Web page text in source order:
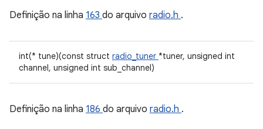
Definição na linha 163 do arquivo radio.h .
int(* tune)(const struct radio_tuner *tuner, unsigned int
channel, unsigned int sub_channel)
Definição na linha 186 do arquivo radio.h .